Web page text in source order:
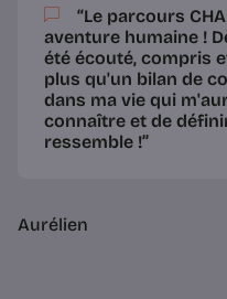
“Le parcours
aventure humaine !
été écouté, compris
plus qu'un bilan de
dans ma vie qui
connaître et de
ressemble !”
Aurélien